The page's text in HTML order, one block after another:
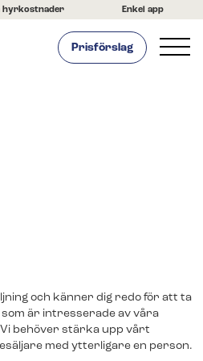
hyrkostnader Enkel app
Prisförslag
och känner dig redo för att ta
är intresserade av våra
behöver stärka upp vårt
med ytterligare en person.